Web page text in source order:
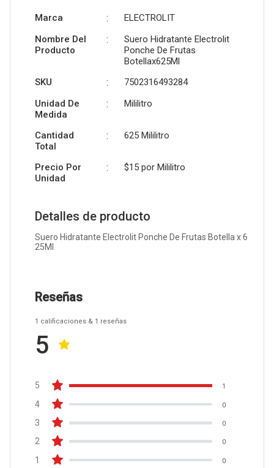
Marca :
ELECTROLIT
Nombre Del
Producto
:
Suero Hidratante Electrolit
Ponche De Frutas
Botellax625Ml
SKU
:
7502316493284
Unidad De
Medida
: Mililitro
Cantidad
Total
: 625 Mililitro
Precio Por
Unidad
: $15 por Mililitro
Detalles de producto
Suero Hidratante Electrolit Ponche De Frutas Botella x 6
25Ml
Reseñas
1 calificaciones & 1 reseñas
5
5 1
4 0
3 0
2 0
1 0